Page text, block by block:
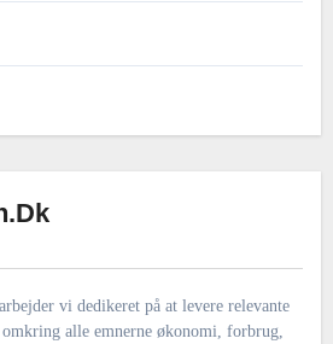
vi dedikeret på at levere relevante
alle emnerne økonomi, forbrug,